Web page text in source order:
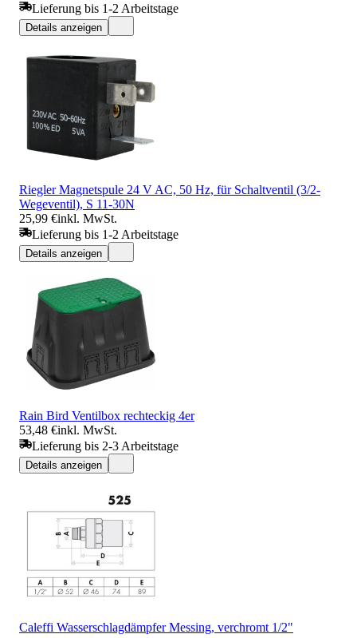
Lieferung bis 1-2 Arbeitstage
Details anzeigen
Riegler Magnetspule 24 V AC, 50 Hz, für Schaltventil (3/2-
Wegeventil), S 11-30N
25,99 €inkl. MwSt.
Lieferung bis 1-2 Arbeitstage
Details anzeigen
Rain Bird Ventilbox rechteckig 4er
53,48 €inkl. MwSt.
Lieferung bis 2-3 Arbeitstage
Details anzeigen
Caleffi Wasserschlagdämpfer Messing, verchromt 1/2"